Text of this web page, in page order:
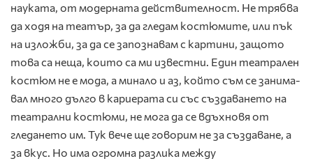
науката, от модерната действителност. Не трябва
да ходя на театър, за да гледам костюмите, или пък
на изложби, за да се запознавам с картини, защото
това са неща, които са ми известни. Един теат­рален
костюм не е мода, а ми­нало и аз, който съм се занима­
вал много дълго в кариерата си със създаването на
театрални костюми, не мога да се вдъхно­вя от
гледането им. Тук вече ще говорим не за създаване, а
за вкус. Но има огромна разлика между